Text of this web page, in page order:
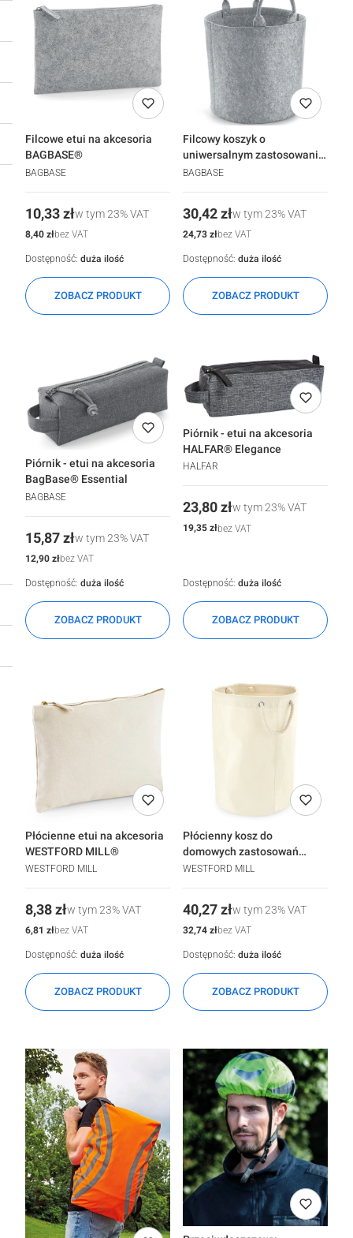
Filcowe etui na akcesoria
BAGBASE®
BAGBASE
Cena
10,33 złw tym23%VAT
Cena
8,40 złbez VAT
ZOBACZ PRODUKT
Dostępność: duża ilość
Filcowy koszyk o
uniwersalnym zastosowaniu
BAGBASE®
BAGBASE
Cena
30,42 złw tym23%VAT
Cena
24,73 złbez VAT
ZOBACZ PRODUKT
Dostępność: duża ilość
Piórnik - etui na akcesoria
BagBase® Essential
BAGBASE
Cena
15,87 złw tym23%VAT
Cena
12,90 złbez VAT
ZOBACZ PRODUKT
Dostępność: duża ilość
Piórnik - etui na akcesoria
HALFAR® Elegance
HALFAR
Cena
23,80 złw tym23%VAT
Cena
19,35 złbez VAT
ZOBACZ PRODUKT
Dostępność: duża ilość
Płócienne etui na akcesoria
WESTFORD MILL®
WESTFORD MILL
Cena
8,38 złw tym23%VAT
Cena
6,81 złbez VAT
ZOBACZ PRODUKT
Dostępność: duża ilość
Płócienny kosz do
domowych zastosowań
WESTFORD MILL®
WESTFORD MILL
Cena
40,27 złw tym23%VAT
Cena
32,74 złbez VAT
ZOBACZ PRODUKT
Dostępność: duża ilość